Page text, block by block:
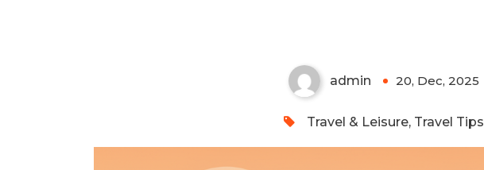
admin 20, Dec, 2025
Travel & Leisure, Travel Tips